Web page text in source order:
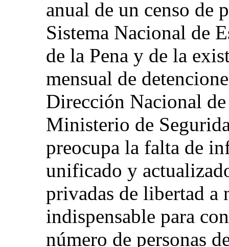
anual de un censo de
Sistema Nacional de
de la Pena y de la
mensual de
Dirección Nacional
Ministerio de
preocupa la falta de
unificado y
privadas de libertad a
indispensable para
número de personas